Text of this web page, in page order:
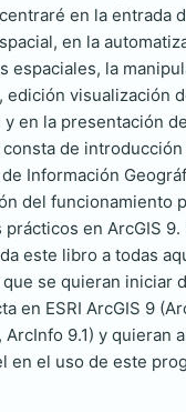
en la entrada
en la
espaciales, la
edición visualización
en la presentación
consta de
Información
del funcionamiento
en ArcGIS 9.
este libro a todas
se quieran iniciar
en ESRI ArcGIS 9
ArcInfo 9.1) y quieran
en el uso de este